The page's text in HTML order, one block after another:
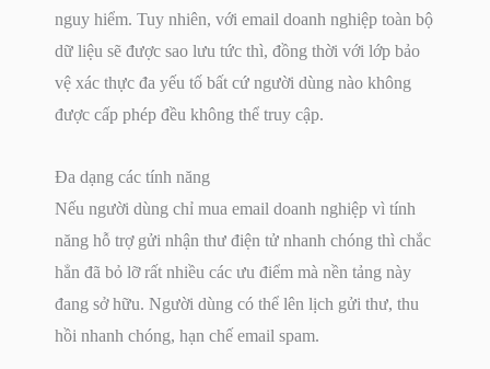
nguy hiểm. Tuy nhiên, với email doanh nghiệp toàn bộ
dữ liệu sẽ được sao lưu tức thì, đồng thời với lớp bảo
vệ xác thực đa yếu tố bất cứ người dùng nào không
được cấp phép đều không thể truy cập.
Đa dạng các tính năng
Nếu người dùng chỉ mua email doanh nghiệp vì tính
năng hỗ trợ gửi nhận thư điện tử nhanh chóng thì chắc
hẳn đã bỏ lỡ rất nhiều các ưu điểm mà nền tảng này
đang sở hữu. Người dùng có thể lên lịch gửi thư, thu
hồi nhanh chóng, hạn chế email spam.